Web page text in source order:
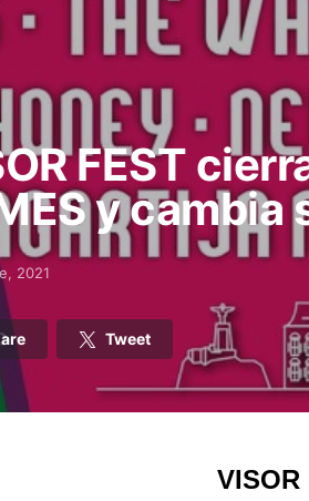
FEST
y cambia
2021
Tweet